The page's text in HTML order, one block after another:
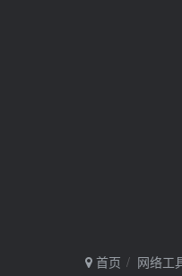
首页 网络工